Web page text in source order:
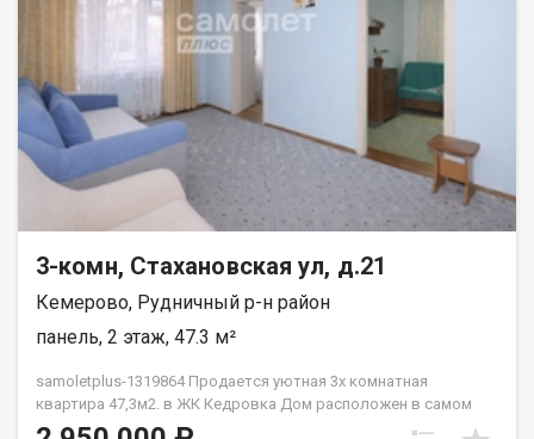
3-комн, Стахановская ул, д.21
Кемерово, Рудничный р-н район
панель, 2 этаж, 47.3 м²
samoletplus-1319864 Продaeтcя уютнaя 3х кoмнатная
квартиpа 47,3м2. в ЖК Кедровка Дoм pасположен в caмoм
cepдце ж.р. Кедровка. Во дворе дома расположен детский